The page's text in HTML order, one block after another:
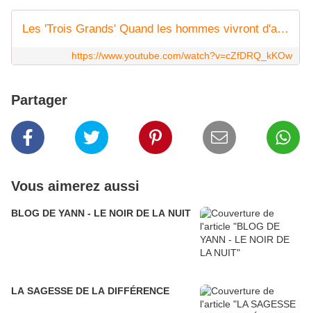
Les 'Trois Grands' Quand les hommes vivront d'amour YouTube
https://www.youtube.com/watch?v=cZfDRQ_kKOw
Partager
Vous aimerez aussi
BLOG DE YANN - LE NOIR DE LA NUIT
LA SAGESSE DE LA DIFFÉRENCE